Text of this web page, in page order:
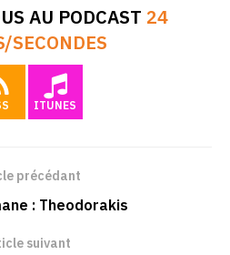
AU PODCAST 24
SECONDES
ITUNES
précédant
: Theodorakis
suivant